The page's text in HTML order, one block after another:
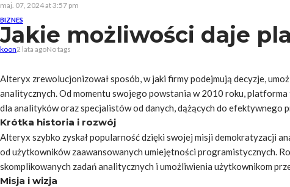
maj. 07, 2024 at 3:57 pm
BIZNES
Jakie możliwości daje
koon2 lata agoNo tags
Alteryx zrewolucjonizował sposób, w jaki firmy podejmują decyzje,
analitycznych. Od momentu swojego powstania w 2010 roku,
dla analityków oraz specjalistów od danych, dążących do efektywnego
Krótka historia i rozwój
Alteryx szybko zyskał popularność dzięki swojej misji demokratyzacji
od użytkowników zaawansowanych umiejętności programistycznych.
skomplikowanych zadań analitycznych i umożliwienia użytkownikom
Misja i wizja